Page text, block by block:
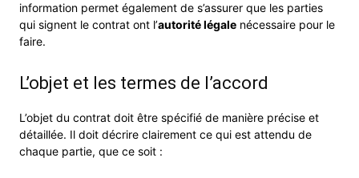
information permet également de s’assurer que les parties
qui signent le contrat ont l’autorité légale nécessaire pour le
faire.
L’objet et les termes de l’accord
L’objet du contrat doit être spécifié de manière précise et
détaillée. Il doit décrire clairement ce qui est attendu de
chaque partie, que ce soit :